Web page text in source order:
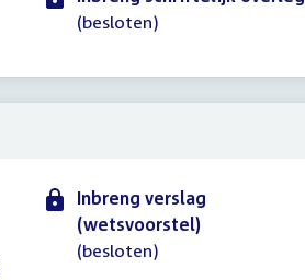
(besloten)
Inbreng verslag
(wetsvoorstel)
(besloten)